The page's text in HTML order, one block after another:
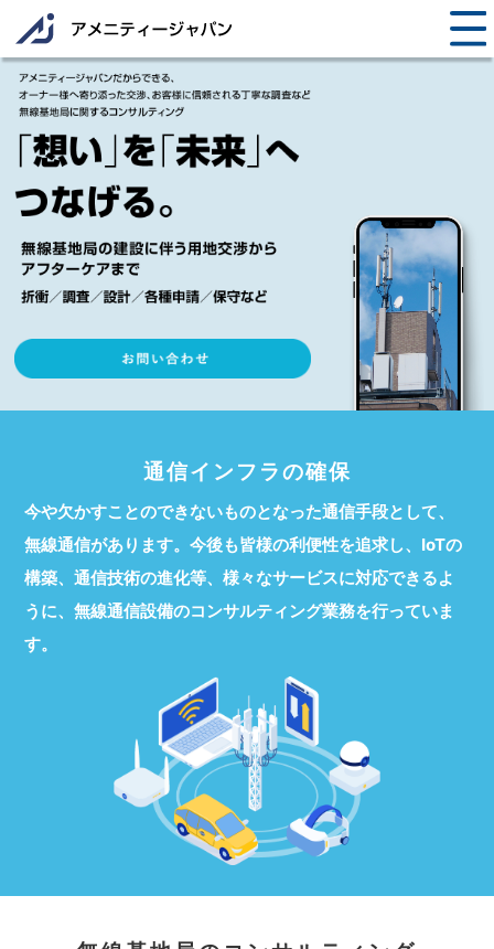
通信インフラの確保
今や欠かすことのできないものとなった通信手段として、
無線通信があります。今後も皆様の利便性を追求し、IoTの
構築、通信技術の進化等、様々なサービスに対応できるよ
うに、無線通信設備のコンサルティング業務を行っていま
す。